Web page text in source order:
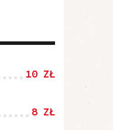
10 ZŁ
8 ZŁ